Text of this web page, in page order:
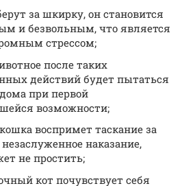
за шкирку, он становится
и безвольным, что является
стрессом;
после таких
действий будет пытаться
при первой
возможности;
воспримет таскание за
наказание,
не простить;
кот почувствует себя